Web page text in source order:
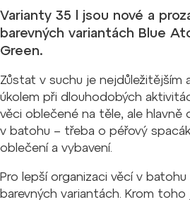
Varianty 35 l jsou nové a
barevných variantách Blue
Green.
Zůstat v suchu je nejdůležitějším
úkolem při dlouhodobých
věci oblečené na těle, ale
v batohu – třeba o péřový
oblečení a vybavení.
Pro lepší organizaci věcí v batohu
barevných variantách. Krom